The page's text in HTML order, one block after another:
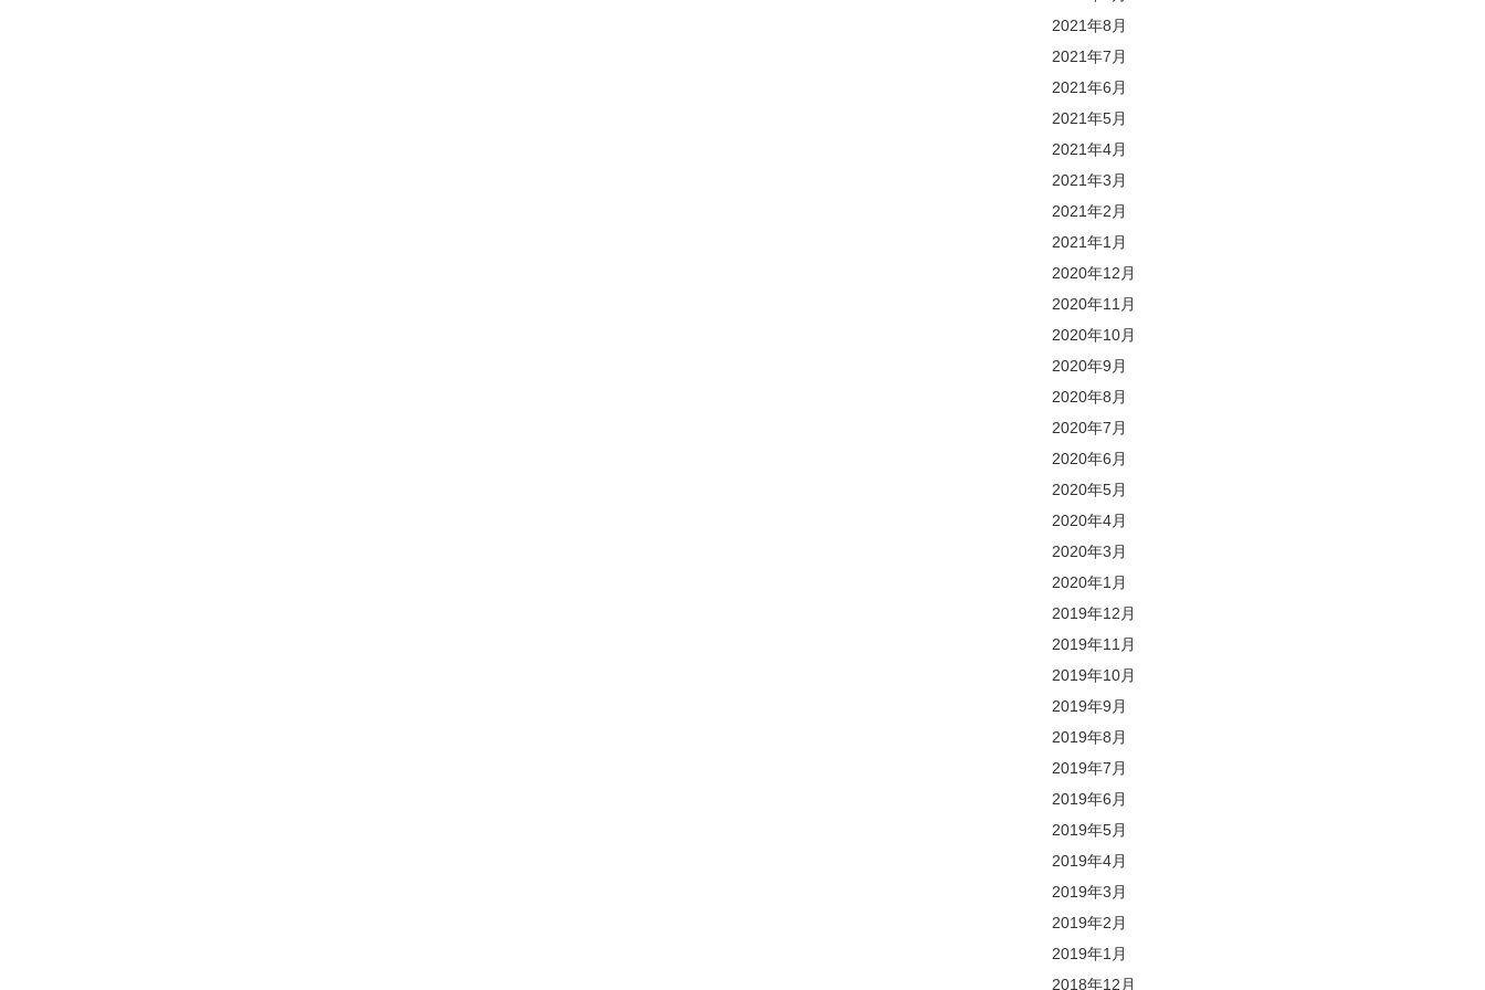
2021年8月
2021年7月
2021年6月
2021年5月
2021年4月
2021年3月
2021年2月
2021年1月
2020年12月
2020年11月
2020年10月
2020年9月
2020年8月
2020年7月
2020年6月
2020年5月
2020年4月
2020年3月
2020年1月
2019年12月
2019年11月
2019年10月
2019年9月
2019年8月
2019年7月
2019年6月
2019年5月
2019年4月
2019年3月
2019年2月
2019年1月
2018年12月